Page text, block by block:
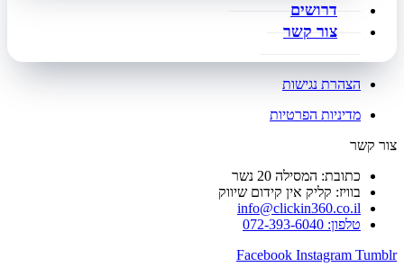
דרושים
צור קשר
הצהרת נגישות
מדיניות הפרטיות
צור קשר
כתובת: המסילה 20 נשר
בוויז: קליק אין קידום שיווק
info@clickin360.co.il
טלפון: 072-393-6040
Facebook Instagram Tumblr